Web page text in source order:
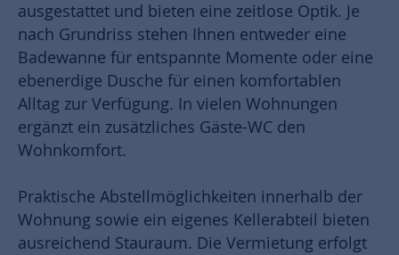
ausgestattet und bieten eine zeitlose Optik. Je
nach Grundriss stehen Ihnen entweder eine
Badewanne für entspannte Momente oder eine
ebenerdige Dusche für einen komfortablen
Alltag zur Verfügung. In vielen Wohnungen
ergänzt ein zusätzliches Gäste-WC den
Wohnkomfort.
Praktische Abstellmöglichkeiten innerhalb der
Wohnung sowie ein eigenes Kellerabteil bieten
ausreichend Stauraum. Die Vermietung erfolgt